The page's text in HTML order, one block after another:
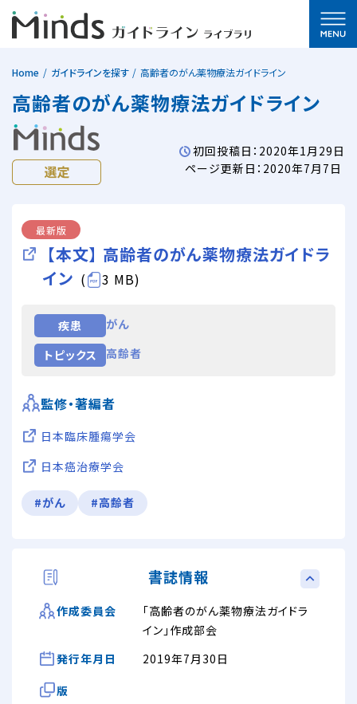
Home ガイドラインを探す 高齢者のがん薬物療法ガイドライン
高齢者のがん薬物療法ガイドライン
初回投稿日：2020年1月29日
ページ更新日：2020年7月7日
最新版
【本文】 高齢者のがん薬物療法ガイドラ
イン ( 3 MB)
疾患
がん
トピックス
高齢者
監修・著編者
日本臨床腫瘍学会
日本癌治療学会
#がん #高齢者
書誌情報
作成委員会
「高齢者のがん薬物療法ガイドラ
イン」作成部会
発行年月日
2019年7月30日
版